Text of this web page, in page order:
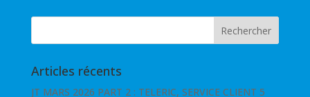
Articles récents
JT MARS 2026 PART 2 : TELERIC, SERVICE CLIENT 5